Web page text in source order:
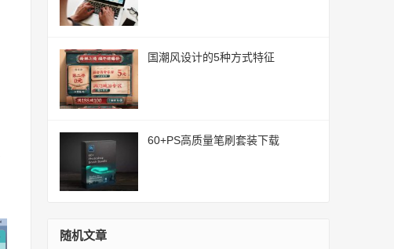
国潮风设计的5种方式特征
60+PS高质量笔刷套装下载
随机文章